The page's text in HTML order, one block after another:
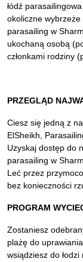
łódź
okoliczne
parasailing w
ukochaną osobą
członkami rodziny
PRZEGLĄD
Ciesz się jedną z
ElSheikh,
Uzyskaj dostęp do
parasailing w
Leć przez
bez konieczności
PROGRAM
Zostaniesz
plażę do
wsiądziesz do